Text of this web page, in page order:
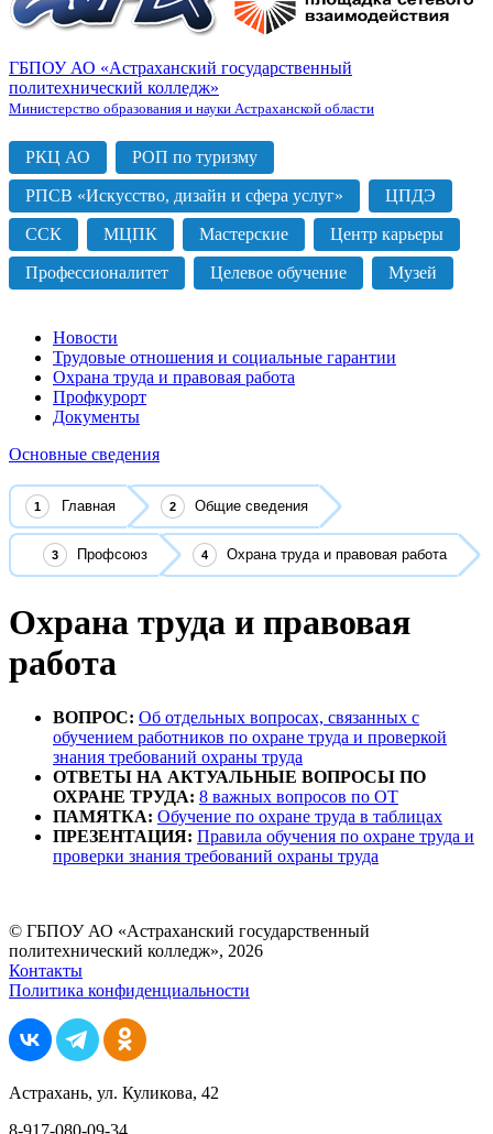
ГБПОУ АО «Астраханский государственный
политехнический колледж»
Министерство образования и науки Астраханской области
РКЦ АО РОП по туризму
РПСВ «Искусство, дизайн и сфера услуг» ЦПДЭ
ССК МЦПК Мастерские Центр карьеры
Профессионалитет Целевое обучение Музей
Новости
Трудовые отношения и социальные гарантии
Охрана труда и правовая работа
Профкурорт
Документы
Основные сведения
Главная Общие сведения
Профсоюз Охрана труда и правовая работа
Охрана труда и правовая
работа
ВОПРОС: Об отдельных вопросах, связанных с
обучением работников по охране труда и проверкой
знания требований охраны труда
ОТВЕТЫ НА АКТУАЛЬНЫЕ ВОПРОСЫ ПО
ОХРАНЕ ТРУДА: 8 важных вопросов по ОТ
ПАМЯТКА: Обучение по охране труда в таблицах
ПРЕЗЕНТАЦИЯ: Правила обучения по охране труда и
проверки знания требований охраны труда
© ГБПОУ АО «Астраханский государственный
политехнический колледж», 2026
Контакты
Политика конфиденциальности
Астрахань, ул. Куликова, 42
8-917-080-09-34